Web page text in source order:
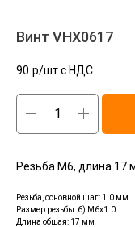
Винт VHX0617
90 р/шт c НДС
Резьба М6, длина 17
Резьба, основной шаг: 1.0 мм
Размер резьбы: 6) M6x1.0
Длина общая: 17 мм